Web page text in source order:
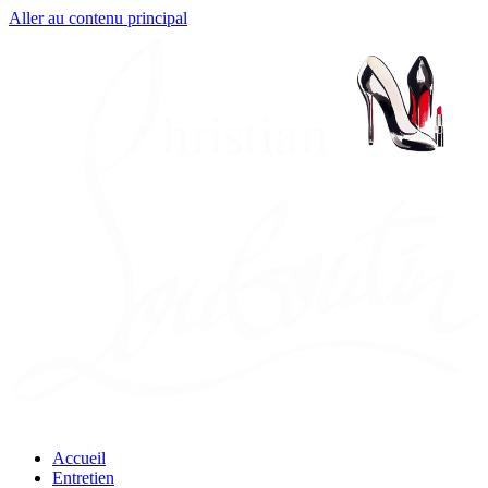
Aller au contenu principal
Accueil
Entretien